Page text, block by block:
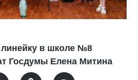
в школе №8
Госдумы Елена Митина